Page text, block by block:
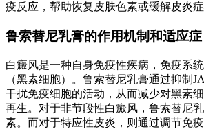
疫反应，帮助恢复皮肤色素或缓解皮炎症
鲁索替尼乳膏的作用机制和适应症
白癜风是一种自身免疫性疾病，免疫系
（黑素细胞）。鲁索替尼乳膏通过抑制
干扰免疫细胞的活动，从而减少对黑素
再生。对于非节段性白癜风，鲁索替尼
素。而对于特应性皮炎，则通过调节免